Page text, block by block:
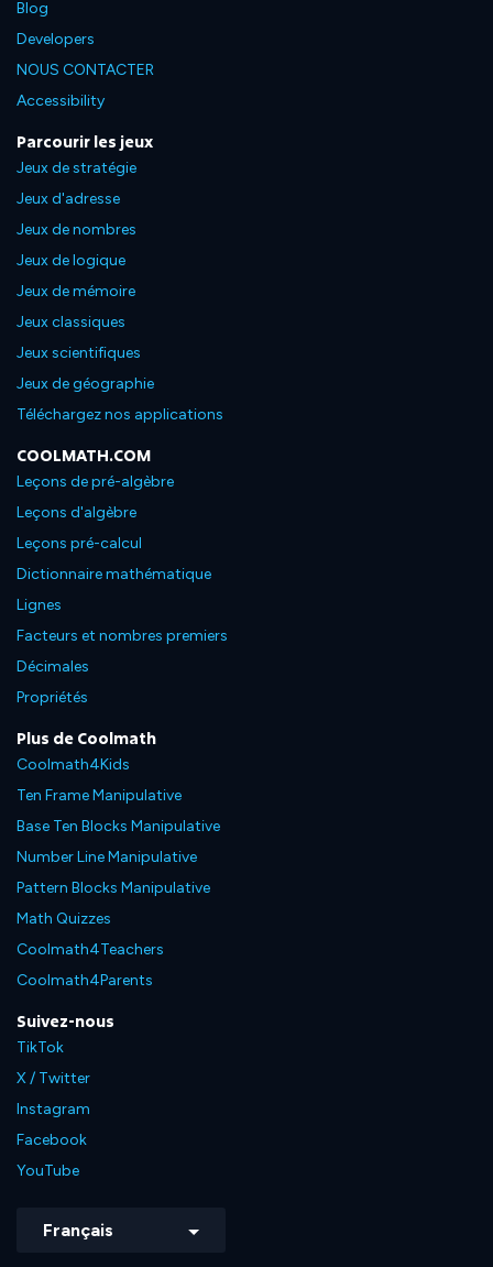
Blog
Developers
NOUS CONTACTER
Accessibility
Parcourir les jeux
Jeux de stratégie
Jeux d'adresse
Jeux de nombres
Jeux de logique
Jeux de mémoire
Jeux classiques
Jeux scientifiques
Jeux de géographie
Téléchargez nos applications
COOLMATH.COM
Leçons de pré-algèbre
Leçons d'algèbre
Leçons pré-calcul
Dictionnaire mathématique
Lignes
Facteurs et nombres premiers
Décimales
Propriétés
Plus de Coolmath
Coolmath4Kids
Ten Frame Manipulative
Base Ten Blocks Manipulative
Number Line Manipulative
Pattern Blocks Manipulative
Math Quizzes
Coolmath4Teachers
Coolmath4Parents
Suivez-nous
TikTok
X / Twitter
Instagram
Facebook
YouTube
Français